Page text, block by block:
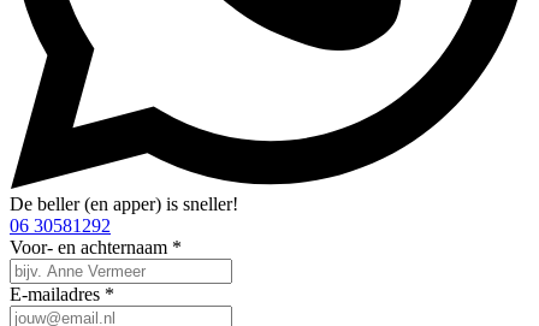
De beller (en apper) is sneller!
06 30581292
Voor- en achternaam *
E-mailadres *